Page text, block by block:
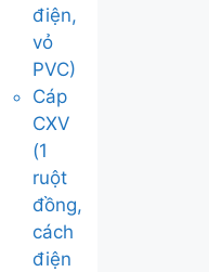
điện,
vỏ
PVC)
Cáp
CXV
(1
ruột
đồng,
cách
điện